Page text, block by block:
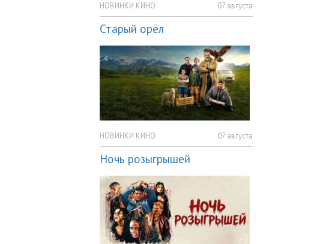
НОВИНКИ КИНО 07 августа
Старый орёл
НОВИНКИ КИНО 07 августа
Ночь розыгрышей